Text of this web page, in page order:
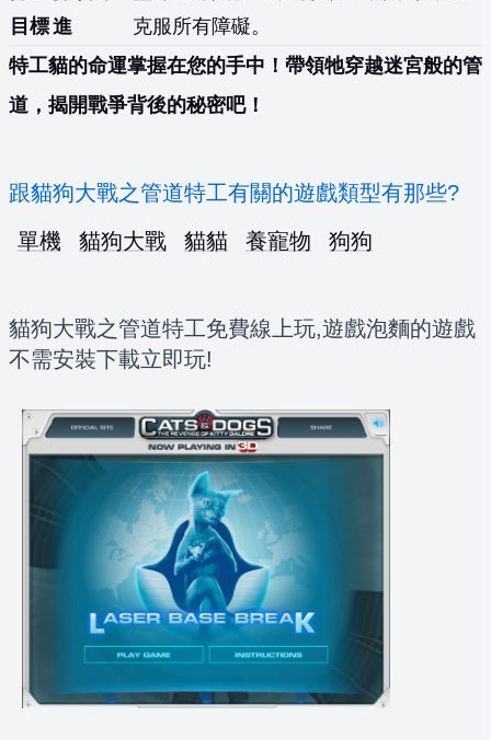
目標進
克服所有障礙。
特工貓的命運掌握在您的手中！帶領牠穿越迷宮般的管
道，揭開戰爭背後的秘密吧！
跟貓狗大戰之管道特工有關的遊戲類型有那些?
單機
貓狗大戰 貓貓 養寵物 狗狗
貓狗大戰之管道特工免費線上玩,遊戲泡麵的遊戲
不需安裝下載立即玩!